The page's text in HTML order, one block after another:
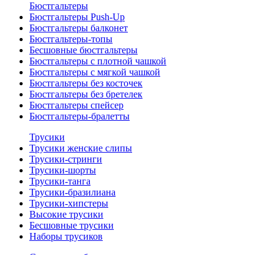
Бюстгальтеры
Бюстгальтеры Push-Up
Бюстгальтеры балконет
Бюстгальтеры-топы
Бесшовные бюстгальтеры
Бюстгальтеры с плотной чашкой
Бюстгальтеры с мягкой чашкой
Бюстгальтеры без косточек
Бюстгальтеры без бретелек
Бюстгальтеры спейсер
Бюстгальтеры-бралетты
Трусики
Трусики женские слипы
Трусики-стринги
Трусики-шорты
Трусики-танга
Трусики-бразилиана
Трусики-хипстеры
Высокие трусики
Бесшовные трусики
Наборы трусиков